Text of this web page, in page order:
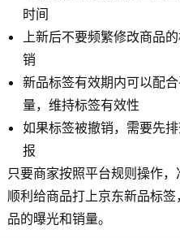
时间
上新后不要频繁修改商品
销
新品标签有效期内可以配
量，维持标签有效性
如果标签被撤销，需要先
报
只要商家按照平台规则操作
顺利给商品打上京东新品标
品的曝光和销量。